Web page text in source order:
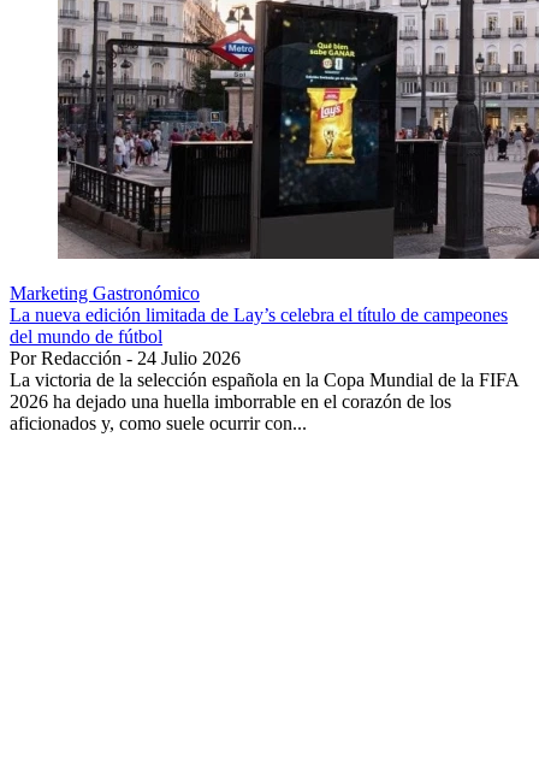
Marketing Gastronómico
La nueva edición limitada de Lay’s celebra el título de campeones
del mundo de fútbol
Por Redacción - 24 Julio 2026
La victoria de la selección española en la Copa Mundial de la FIFA
2026 ha dejado una huella imborrable en el corazón de los
aficionados y, como suele ocurrir con...